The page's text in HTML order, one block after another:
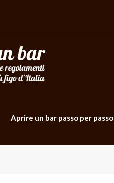
Aprire un bar passo per passo